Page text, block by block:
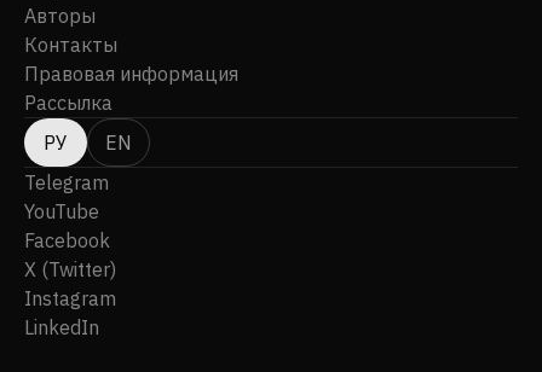
Авторы
Контакты
Правовая информация
Рассылка
РУ
EN
Telegram
YouTube
Facebook
X (Twitter)
Instagram
LinkedIn